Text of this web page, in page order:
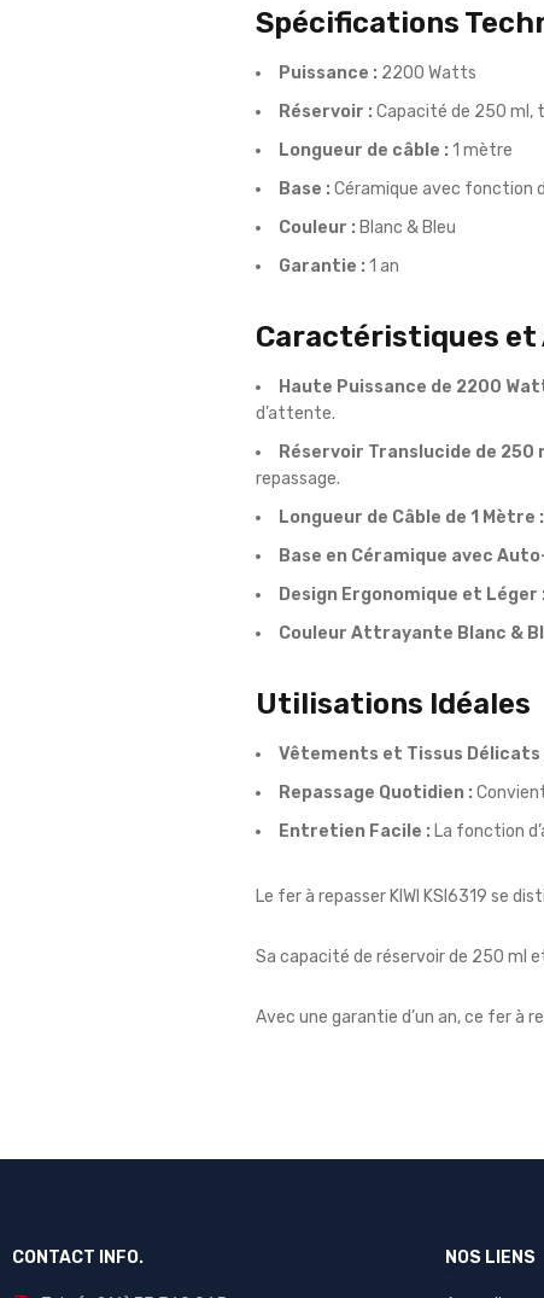
Spécifications
Puissance : 2200 Watts
Réservoir : Capacité de 250 ml,
Longueur de câble : 1 mètre
Base : Céramique avec fonction
Couleur : Blanc & Bleu
Garantie : 1 an
Caractéristiques et
Haute Puissance de 2200
d’attente.
Réservoir Translucide de 250
repassage.
Longueur de Câble de 1 Mètre :
Base en Céramique avec
Design Ergonomique et Léger :
Couleur Attrayante Blanc &
Utilisations Idéales
Vêtements et Tissus Délicats
Repassage Quotidien :
Entretien Facile : La fonction
Le fer à repasser KIWI KSI6319 se
Sa capacité de réservoir de 250 ml
Avec une garantie d’un an, ce fer à
CONTACT INFO. NOS LIENS